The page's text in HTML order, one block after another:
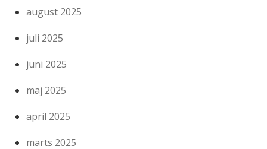
august 2025
juli 2025
juni 2025
maj 2025
april 2025
marts 2025